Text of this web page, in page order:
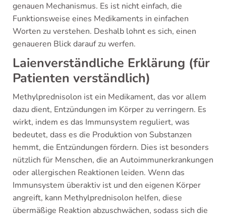
genauen Mechanismus. Es ist nicht einfach, die
Funktionsweise eines Medikaments in einfachen
Worten zu verstehen. Deshalb lohnt es sich, einen
genaueren Blick darauf zu werfen.
Laienverständliche Erklärung (für
Patienten verständlich)
Methylprednisolon ist ein Medikament, das vor allem
dazu dient, Entzündungen im Körper zu verringern. Es
wirkt, indem es das Immunsystem reguliert, was
bedeutet, dass es die Produktion von Substanzen
hemmt, die Entzündungen fördern. Dies ist besonders
nützlich für Menschen, die an Autoimmunerkrankungen
oder allergischen Reaktionen leiden. Wenn das
Immunsystem überaktiv ist und den eigenen Körper
angreift, kann Methylprednisolon helfen, diese
übermäßige Reaktion abzuschwächen, sodass sich die